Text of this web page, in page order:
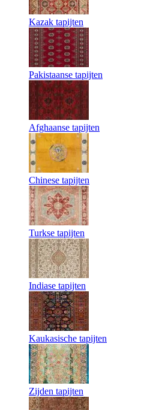
Kazak tapijten
Pakistaanse tapijten
Afghaanse tapijten
Chinese tapijten
Turkse tapijten
Indiase tapijten
Kaukasische tapijten
Zijden tapijten